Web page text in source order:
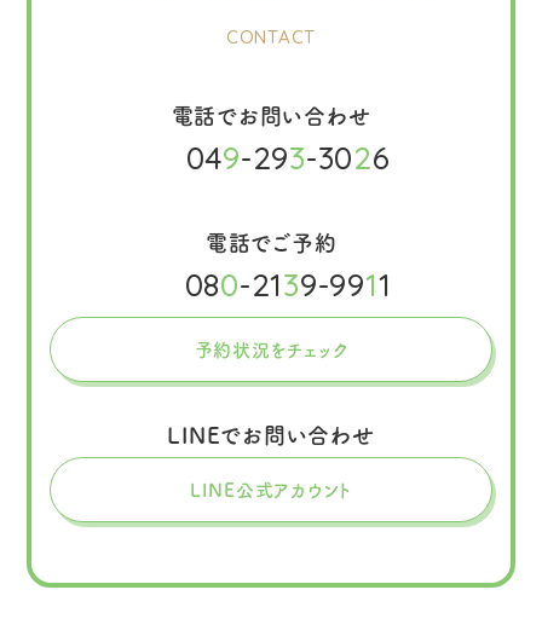
CONTACT
電話でお問い合わせ
049-293-3026
電話でご予約
080-2139-9911
予約状況をチェック
LINEでお問い合わせ
LINE公式アカウント